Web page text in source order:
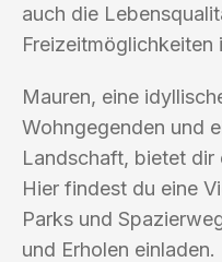
auch die
Freizeitmöglichkeiten
Mauren, eine
Wohngegenden und
Landschaft, bietet dir
Hier findest du eine
Parks und
und Erholen